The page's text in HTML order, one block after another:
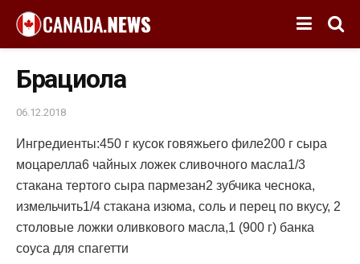
Брациола
06.12.2018
Ингредиенты:450 г кусок говяжьего филе200 г сыра
моцарелла6 чайных ложек сливочного масла1/3
стакана тертого сыра пармезан2 зубчика чеснока,
измельчить1/4 стакана изюма, соль и перец по вкусу, 2
столовые ложки оливкового масла,1 (900 г) банка
соуса для спагетти